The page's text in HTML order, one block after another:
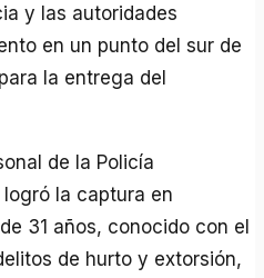
y las autoridades
en un punto del sur de
la entrega del
de la Policía
la captura en
31 años, conocido con el
de hurto y extorsión,